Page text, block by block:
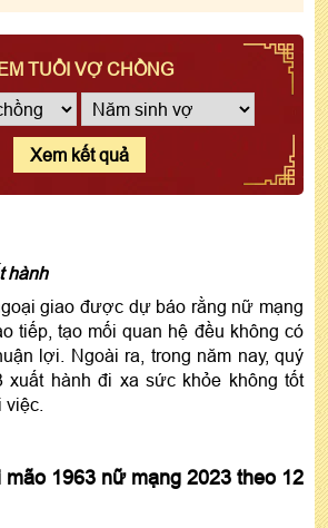
TUỔI VỢ CHỒNG
Xem kết quả
hành
giao được dự báo rằng nữ mạng
tiếp, tạo mối quan hệ đều không có
lợi. Ngoài ra, trong năm nay, quý
xuất hành đi xa sức khỏe không tốt
việc.
mão 1963 nữ mạng 2023 theo 12